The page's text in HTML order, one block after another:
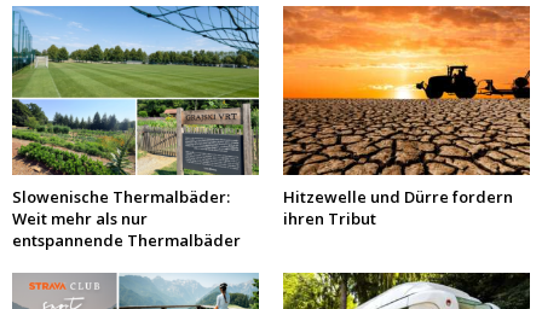
Slowenische Thermalbäder:
Weit mehr als nur
entspannende Thermalbäder
Hitzewelle und Dürre fordern
ihren Tribut